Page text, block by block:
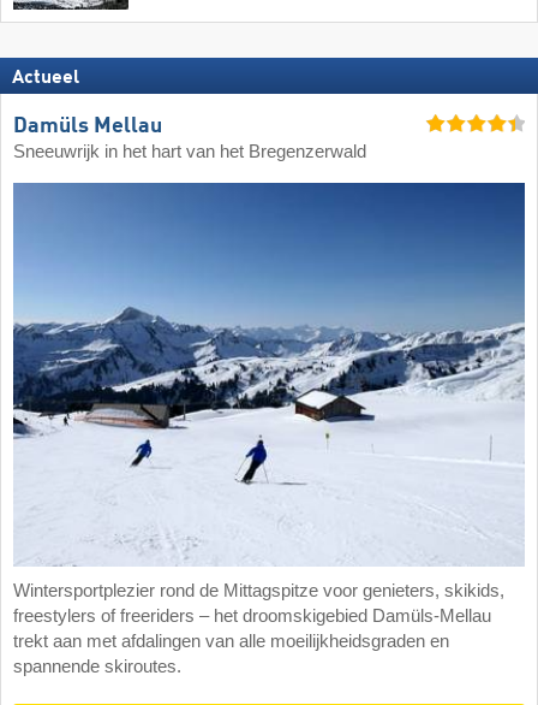
Actueel
Damüls Mellau
Sneeuwrijk in het hart van het Bregenzerwald
Wintersportplezier rond de Mittagspitze voor genieters, skikids,
freestylers of freeriders – het droomskigebied Damüls-Mellau
trekt aan met afdalingen van alle moeilijkheidsgraden en
spannende skiroutes.